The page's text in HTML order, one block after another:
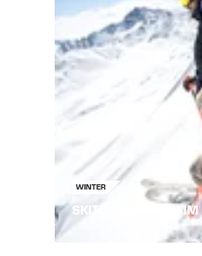
WINTER
SKITOURENGEHEN